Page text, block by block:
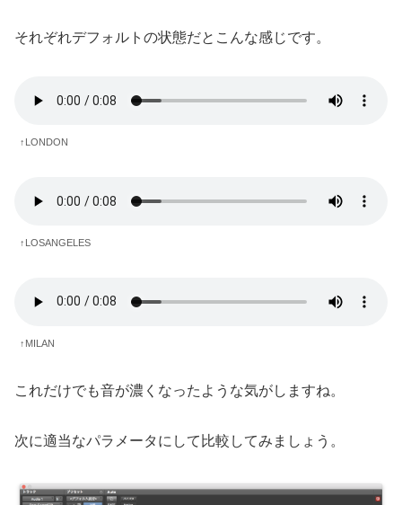
それぞれデフォルトの状態だとこんな感じです。
↑LONDON
↑LOSANGELES
↑MILAN
これだけでも音が濃くなったような気がしますね。
次に適当なパラメータにして比較してみましょう。